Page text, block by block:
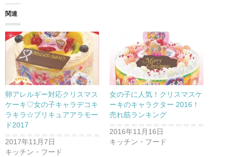
t
e
r
で
共
有
(
新
し
い
ウ
ィ
ン
ド
ウ
で
開
ま
す
)
有
す
る
に
は
ク
リ
ッ
ク
し
て
く
だ
さ
い
い
ウ
ィ
関連
卵アレルギー対応クリスマス
ケーキ♡女の子キャラデコキ
ラキラ☆プリキュアアラモー
ド2017
2017年11月7日
キッチン・フード
女の子に人気！クリスマスケ
ーキのキャラクター 2016！
売れ筋ランキング
2016年11月16日
キッチン・フード